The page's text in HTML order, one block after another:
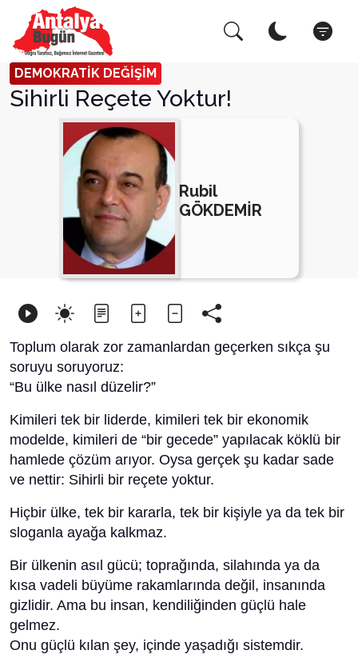
DEMOKRATİK DEĞİŞİM
Sihirli Reçete Yoktur!
Rubil
GÖKDEMİR
Toplum olarak zor zamanlardan geçerken sıkça şu
soruyu soruyoruz:
“Bu ülke nasıl düzelir?”
Kimileri tek bir liderde, kimileri tek bir ekonomik
modelde, kimileri de “bir gecede” yapılacak köklü bir
hamlede çözüm arıyor. Oysa gerçek şu kadar sade
ve nettir: Sihirli bir reçete yoktur.
Hiçbir ülke, tek bir kararla, tek bir kişiyle ya da tek bir
sloganla ayağa kalkmaz.
Bir ülkenin asıl gücü; toprağında, silahında ya da
kısa vadeli büyüme rakamlarında değil, insanında
gizlidir. Ama bu insan, kendiliğinden güçlü hale
gelmez.
Onu güçlü kılan şey, içinde yaşadığı sistemdir.
Arama Yap! Kapat